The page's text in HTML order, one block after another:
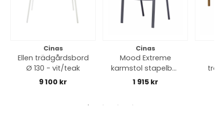
Cinas
Ellen trädgårdsbord
Ø 130 - vit/teak
9 100 kr
Cinas
Mood Extreme
karmstol stapelbar
- antracit/teak
1 915 kr